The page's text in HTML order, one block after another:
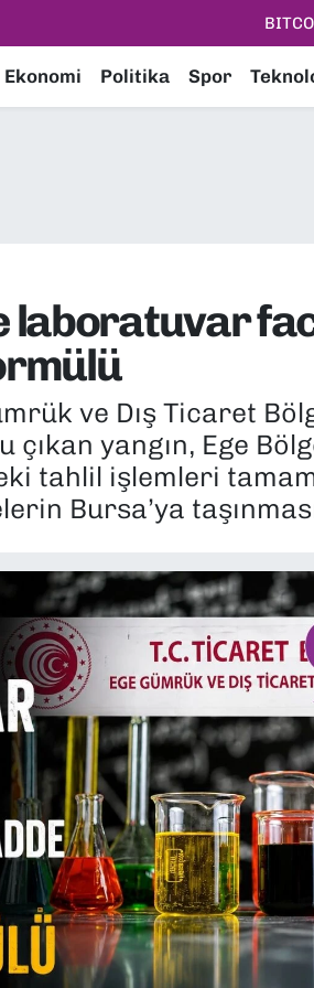
Ekonomi Politika Spor
ve Dış Ticaret
çıkan yangın, Ege
tahlil işlemleri
Bursa’ya